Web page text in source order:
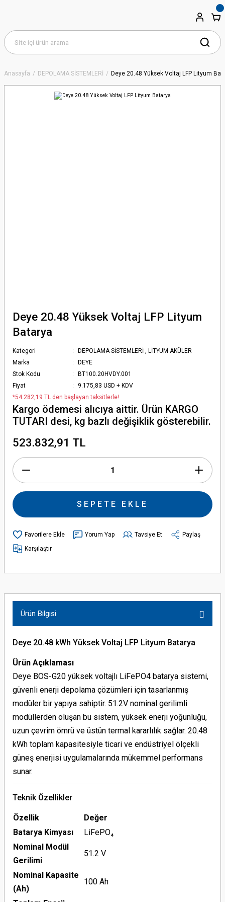
Anasayfa DEPOLAMA SİSTEMLERİ Deye 20.48 Yüksek Voltaj LFP Lityum
Deye 20.48 Yüksek Voltaj LFP Lityum
Batarya
Kategori DEPOLAMA SİSTEMLERİ , LİTYUM AKÜLER
Marka
DEYE
Stok Kodu
BT100.20HVDY.001
Fiyat
9.175,83 USD + KDV
*54.282,19 TL den başlayan taksitlerle!
Kargo ödemesi alıcıya aittir. Ürün KARGO
TUTARI desi, kg bazlı değişiklik gösterebilir.
523.832,91 TL
SEPETE EKLE
Yorum Yap Tavsiye Et
Paylaş
Karşılaştır
Ürün Bilgisi
Deye 20.48 kWh Yüksek Voltaj LFP Lityum Batarya
Ürün Açıklaması
Deye BOS-G20 yüksek voltajlı LiFePO4 batarya sistemi,
güvenli enerji depolama çözümleri için tasarlanmış
modüler bir yapıya sahiptir. 51.2V nominal gerilimli
modüllerden oluşan bu sistem, yüksek enerji yoğunluğu,
uzun çevrim ömrü ve üstün termal kararlılık sağlar. 20.48
kWh toplam kapasitesiyle ticari ve endüstriyel ölçekli
güneş enerjisi uygulamalarında mükemmel performans
sunar.
Teknik Özellikler
Özellik
Değer
Batarya Kimyası
LiFePO₄
Nominal Modül
Gerilimi
51.2 V
Nominal Kapasite
(Ah)
100 Ah